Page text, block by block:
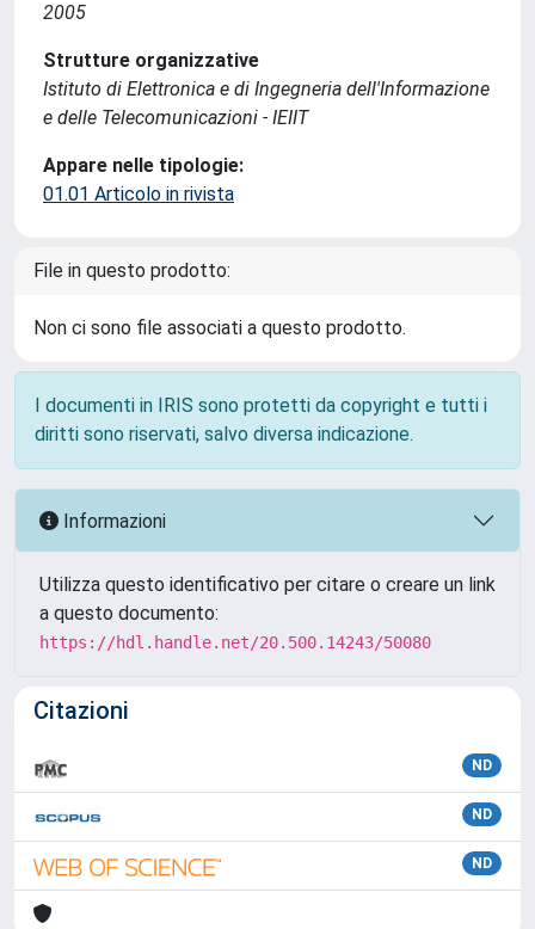
2005
Strutture organizzative
Istituto di Elettronica e di Ingegneria dell'Informazione
e delle Telecomunicazioni - IEIIT
Appare nelle tipologie:
01.01 Articolo in rivista
File in questo prodotto:
Non ci sono file associati a questo prodotto.
I documenti in IRIS sono protetti da copyright e tutti i
diritti sono riservati, salvo diversa indicazione.
Informazioni
Utilizza questo identificativo per citare o creare un link
a questo documento:
https://hdl.handle.net/20.500.14243/50080
Citazioni
ND
ND
ND